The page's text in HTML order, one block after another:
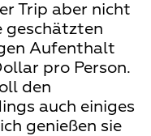
Trip aber nicht
geschätzten
Aufenthalt
pro Person.
den
auch einiges
genießen sie